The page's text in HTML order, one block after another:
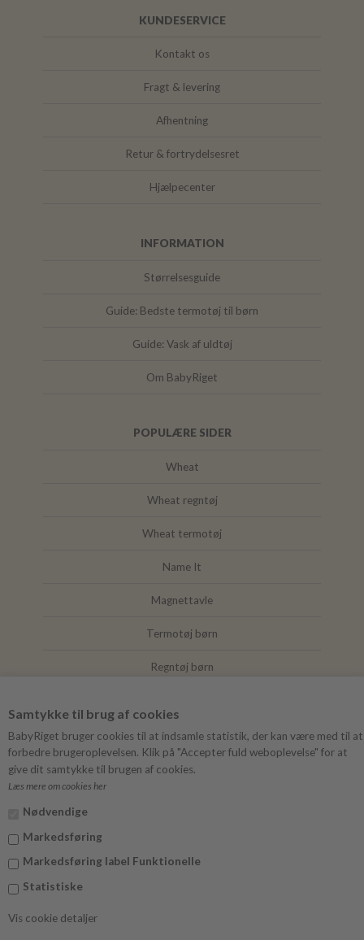
Samtykke til brug af cookies
BabyRiget bruger cookies til at indsamle statistik, der kan være med til at
forbedre brugeroplevelsen. Klik på "Accepter fuld weboplevelse" for at
give dit samtykke til brugen af cookies.
Læs mere om cookies her
Nødvendige
Markedsføring
Markedsføring label Funktionelle
Statistiske
Vis cookie detaljer
KUNDESERVICE
Kontakt os
Fragt & levering
Afhentning
Retur & fortrydelsesret
Hjælpecenter
INFORMATION
Størrelsesguide
Guide: Bedste termotøj til børn
Guide: Vask af uldtøj
Om BabyRiget
POPULÆRE SIDER
Wheat
Wheat regntøj
Wheat termotøj
Name It
Magnettavle
Termotøj børn
Regntøj børn
Mushie
Facebook